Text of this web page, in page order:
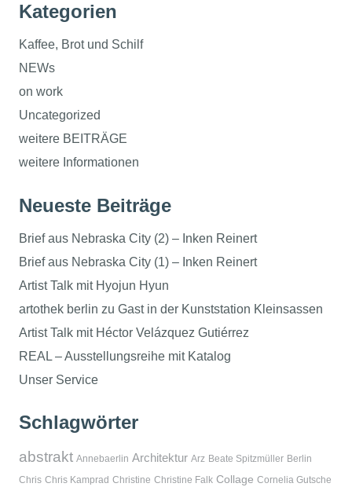
Kategorien
Kaffee, Brot und Schilf
NEWs
on work
Uncategorized
weitere BEITRÄGE
weitere Informationen
Neueste Beiträge
Brief aus Nebraska City (2) – Inken Reinert
Brief aus Nebraska City (1) – Inken Reinert
Artist Talk mit Hyojun Hyun
artothek berlin zu Gast in der Kunststation Kleinsassen
Artist Talk mit Héctor Velázquez Gutiérrez
REAL – Ausstellungsreihe mit Katalog
Unser Service
Schlagwörter
abstrakt Annebaerlin Architektur Arz Beate Spitzmüller Berlin
Chris Chris Kamprad Christine Christine Falk Collage Cornelia Gutsche